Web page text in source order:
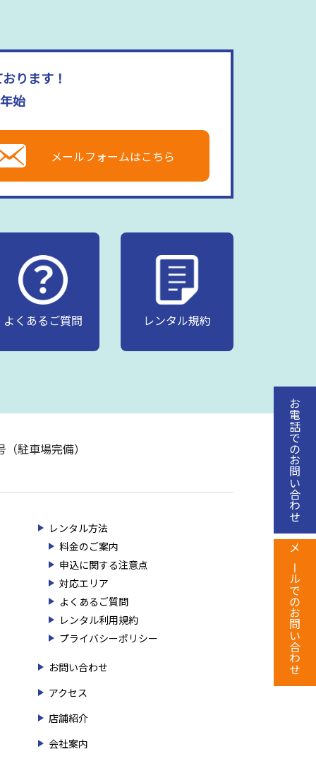
ります！
始
メールフォームはこちら
よくあるご質問 レンタル規約
駐車場完備）
レンタル方法
料金のご案内
申込に関する注意点
対応エリア
よくあるご質問
レンタル利用規約
プライバシーポリシー
お問い合わせ
アクセス
店舗紹介
会社案内
お電話でのお問い合わせ
メールでのお問い合わせ